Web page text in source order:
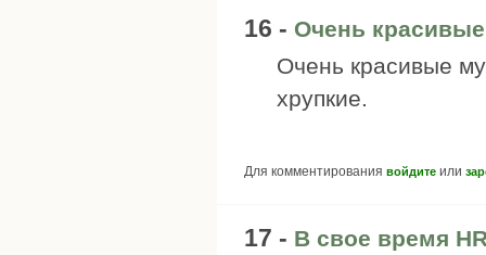
16 - Очень
Очень красивые
хрупкие.
Для комментирования войдите или
17 - В свое время